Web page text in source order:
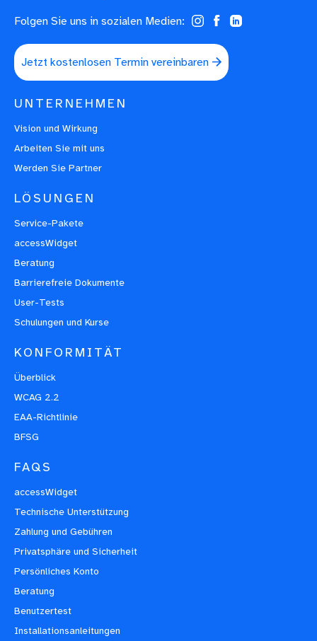
Folgen Sie uns in sozialen Medien:
Jetzt kostenlosen Termin vereinbaren
UNTERNEHMEN
Vision und Wirkung
Arbeiten Sie mit uns
Werden Sie Partner
LÖSUNGEN
Service-Pakete
accessWidget
Beratung
Barrierefreie Dokumente
User-Tests
Schulungen und Kurse
KONFORMITÄT
Überblick
WCAG 2.2
EAA-Richtlinie
BFSG
FAQS
accessWidget
Technische Unterstützung
Zahlung und Gebühren
Privatsphäre und Sicherheit
Persönliches Konto
Beratung
Benutzertest
Installationsanleitungen